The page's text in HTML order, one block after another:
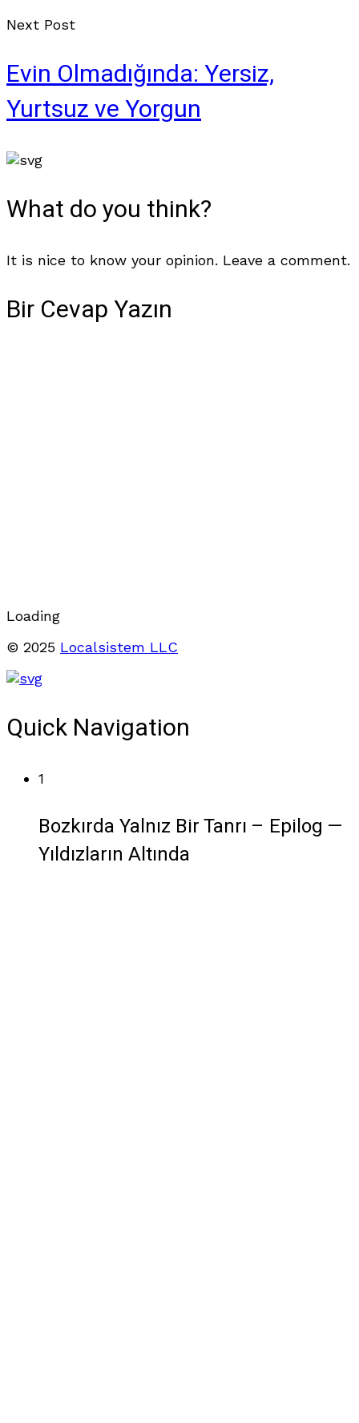
Next Post
Evin Olmadığında: Yersiz,
Yurtsuz ve Yorgun
What do you think?
It is nice to know your opinion. Leave a comment.
Bir Cevap Yazın
Loading
© 2025 Localsistem LLC
Quick Navigation
1
Bozkırda Yalnız Bir Tanrı – Epilog —
Yıldızların Altında